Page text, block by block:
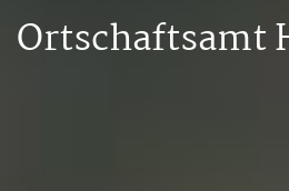
Ortschaftsamt